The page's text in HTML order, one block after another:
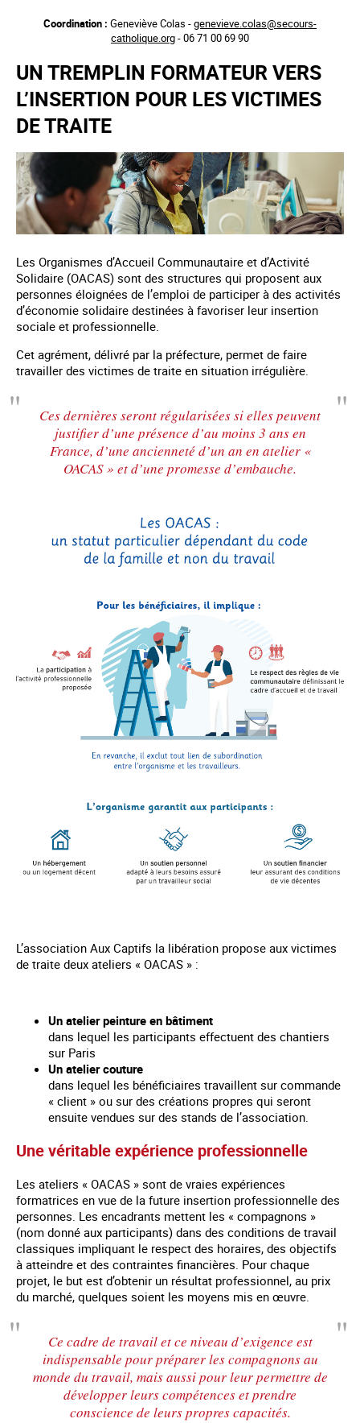
principal
Coordination : Geneviève Colas -genevieve.colas@secours-
catholique.org- 06 71 00 69 90
UN TREMPLIN FORMATEUR VERS
L’INSERTION POUR LES VICTIMES
DE TRAITE
Les Organismes d’Accueil Communautaire et d’Activité
Solidaire (OACAS) sont des structures qui proposent aux
personnes éloignées de l’emploi de participer à des activités
d’économie solidaire destinées à favoriser leur insertion
sociale et professionnelle.
Cet agrément, délivré par la préfecture, permet de faire
travailler des victimes de traite en situation irrégulière.
Ces dernières seront régularisées si elles peuvent
justifier d’une présence d’au moins 3 ans en
France, d’une ancienneté d’un an en atelier «
OACAS » et d’une promesse d’embauche.
L’association Aux Captifs la libération propose aux victimes
de traite deux ateliers « OACAS » :
Un atelier peinture en bâtiment
dans lequel les participants effectuent des chantiers
sur Paris
Un atelier couture
dans lequel les bénéficiaires travaillent sur commande
« client » ou sur des créations propres qui seront
ensuite vendues sur des stands de l’association.
Une véritable expérience professionnelle
Les ateliers « OACAS » sont de vraies expériences
formatrices en vue de la future insertion professionnelle des
personnes. Les encadrants mettent les « compagnons »
(nom donné aux participants) dans des conditions de travail
classiques impliquant le respect des horaires, des objectifs
à atteindre et des contraintes financières. Pour chaque
projet, le but est d’obtenir un résultat professionnel, au prix
du marché, quelques soient les moyens mis en œuvre.
Ce cadre de travail et ce niveau d’exigence est
indispensable pour préparer les compagnons au
monde du travail, mais aussi pour leur permettre de
développer leurs compétences et prendre
conscience de leurs propres capacités.